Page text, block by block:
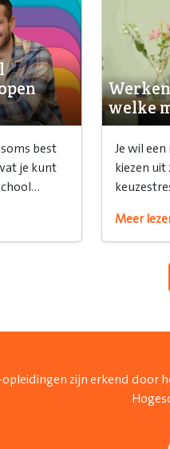
best
je kunt
welke
Je wil
kiezen uit
Meer
zijn erkend door